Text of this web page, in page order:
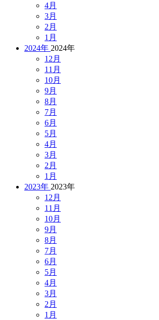
4月
3月
2月
1月
2024年 2024年
12月
11月
10月
9月
8月
7月
6月
5月
4月
3月
2月
1月
2023年 2023年
12月
11月
10月
9月
8月
7月
6月
5月
4月
3月
2月
1月